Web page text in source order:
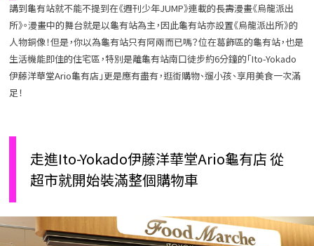
講到龜有站就不能不提到在《週刊少年JUMP》連載的長壽漫畫《烏龍派出
所》。漫畫中的舞台就是以龜有站為主，因此龜有站亦設置《烏龍派出所》的
人物銅像！但是，你以為龜有站只有阿兩而已嗎？位在葛飾區的龜有站，也是
生活機能即佳的住宅區，特別是離龜有站南口徒步約6分鐘的「Ito-Yokado
伊藤洋華堂Ario龜有店」更是應有盡有，逛街購物、遛小孩、享用美食一次滿
足！
走進Ito-Yokado伊藤洋華堂Ario龜有店 從
超市就開始裝滿整個購物車